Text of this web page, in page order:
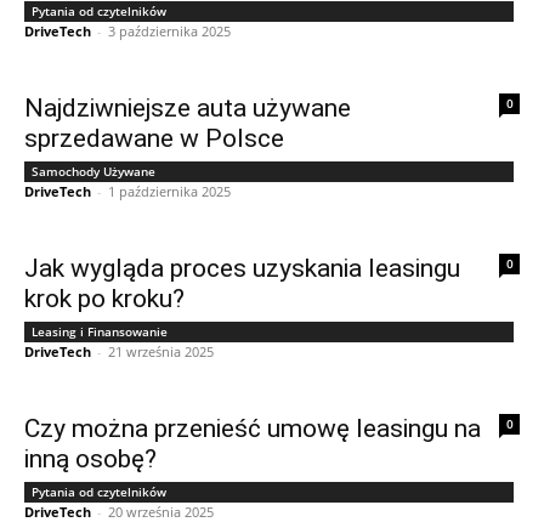
Pytania od czytelników
DriveTech - 3 października 2025
0
Najdziwniejsze auta używane
sprzedawane w Polsce
Samochody Używane
DriveTech - 1 października 2025
0
Jak wygląda proces uzyskania leasingu
krok po kroku?
Leasing i Finansowanie
DriveTech - 21 września 2025
0
Czy można przenieść umowę leasingu na
inną osobę?
Pytania od czytelników
DriveTech - 20 września 2025